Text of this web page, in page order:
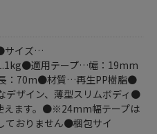
サイズ…
適用テープ…幅：19mm
：70m●材質…再生PP樹脂●
デザイン、薄型スリムボディ●
えます。●※24mm幅テープは
おりません●梱包サイ